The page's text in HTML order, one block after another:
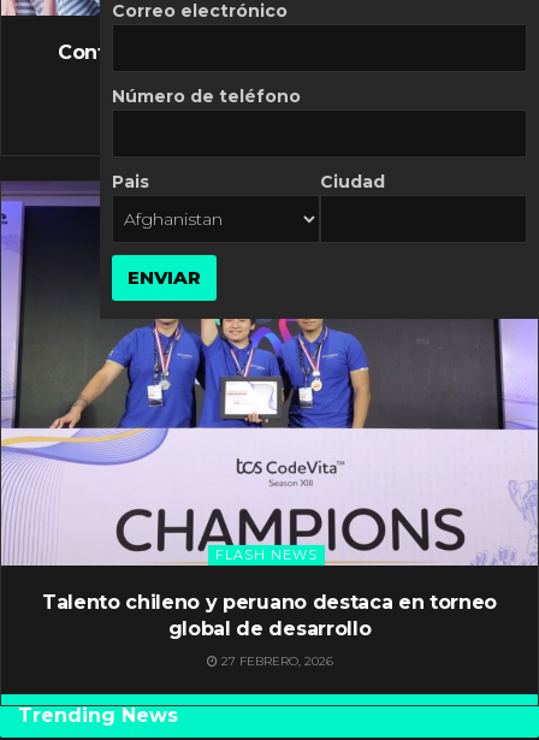
FLASH NEWS
Controversia de Mercado Libre por costos
10 MARZO, 2026
FLASH NEWS
Talento chileno y peruano destaca en torneo
global de desarrollo
27 FEBRERO, 2026
Trending News
Correo electrónico
Número de teléfono
Pais Ciudad
ENVIAR